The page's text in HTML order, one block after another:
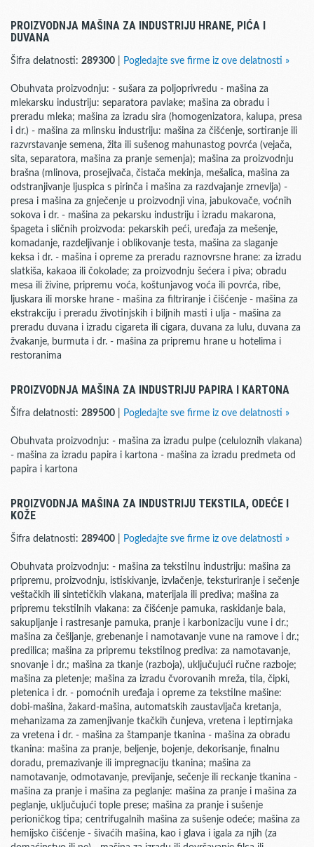
PROIZVODNJA MAŠINA ZA INDUSTRIJU HRANE, PIĆA I
DUVANA
Šifra delatnosti: 289300 Pogledajte sve firme iz ove delatnosti »
Obuhvata proizvodnju: - sušara za poljoprivredu - mašina za
mlekarsku industriju: separatora pavlake; mašina za obradu i
preradu mleka; mašina za izradu sira (homogenizatora, kalupa, presa
i dr.) - mašina za mlinsku industriju: mašina za čišćenje, sortiranje ili
razvrstavanje semena, žita ili sušenog mahunastog povrća (vejača,
sita, separatora, mašina za pranje semenja); mašina za proizvodnju
brašna (mlinova, prosejivača, čistača mekinja, mešalica, mašina za
odstranjivanje ljuspica s pirinča i mašina za razdvajanje zrnevlja) -
presa i mašina za gnječenje u proizvodnji vina, jabukovače, voćnih
sokova i dr. - mašina za pekarsku industriju i izradu makarona,
špageta i sličnih proizvoda: pekarskih peći, uređaja za mešenje,
komadanje, razdeljivanje i oblikovanje testa, mašina za slaganje
keksa i dr. - mašina i opreme za preradu raznovrsne hrane: za izradu
slatkiša, kakaoa ili čokolade; za proizvodnju šećera i piva; obradu
mesa ili živine, pripremu voća, koštunjavog voća ili povrća, ribe,
ljuskara ili morske hrane - mašina za filtriranje i čišćenje - mašina za
ekstrakciju i preradu životinjskih i biljnih masti i ulja - mašina za
preradu duvana i izradu cigareta ili cigara, duvana za lulu, duvana za
žvakanje, burmuta i dr. - mašina za pripremu hrane u hotelima i
restoranima
PROIZVODNJA MAŠINA ZA INDUSTRIJU PAPIRA I KARTONA
Šifra delatnosti: 289500 Pogledajte sve firme iz ove delatnosti »
Obuhvata proizvodnju: - mašina za izradu pulpe (celuloznih vlakana)
- mašina za izradu papira i kartona - mašina za izradu predmeta od
papira i kartona
PROIZVODNJA MAŠINA ZA INDUSTRIJU TEKSTILA, ODEĆE I
KOŽE
Šifra delatnosti: 289400 Pogledajte sve firme iz ove delatnosti »
Obuhvata proizvodnju: - mašina za tekstilnu industriju: mašina za
pripremu, proizvodnju, istiskivanje, izvlačenje, teksturiranje i sečenje
veštačkih ili sintetičkih vlakana, materijala ili prediva; mašina za
pripremu tekstilnih vlakana: za čišćenje pamuka, raskidanje bala,
sakupljanje i rastresanje pamuka, pranje i karbonizaciju vune i dr.;
mašina za češljanje, grebenanje i namotavanje vune na ramove i dr.;
predilica; mašina za pripremu tekstilnog prediva: za namotavanje,
snovanje i dr.; mašina za tkanje (razboja), uključujući ručne razboje;
mašina za pletenje; mašina za izradu čvorovanih mreža, tila, čipki,
pletenica i dr. - pomoćnih uređaja i opreme za tekstilne mašine:
dobi-mašina, žakard-mašina, automatskih zaustavljača kretanja,
mehanizama za zamenjivanje tkačkih čunjeva, vretena i leptirnjaka
za vretena i dr. - mašina za štampanje tkanina - mašina za obradu
tkanina: mašina za pranje, beljenje, bojenje, dekorisanje, finalnu
doradu, premazivanje ili impregnaciju tkanina; mašina za
namotavanje, odmotavanje, previjanje, sečenje ili reckanje tkanina -
mašina za pranje i mašina za peglanje: mašina za pranje i mašina za
peglanje, uključujući tople prese; mašina za pranje i sušenje
perioničkog tipa; centrifugalnih mašina za sušenje odeće; mašina za
hemijsko čišćenje - šivaćih mašina, kao i glava i igala za njih (za